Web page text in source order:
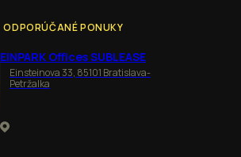
ODPORÚČANÉ PONUKY
EINPARK Offices SUBLEASE
Einsteinova 33, 85101 Bratislava-
Petržalka